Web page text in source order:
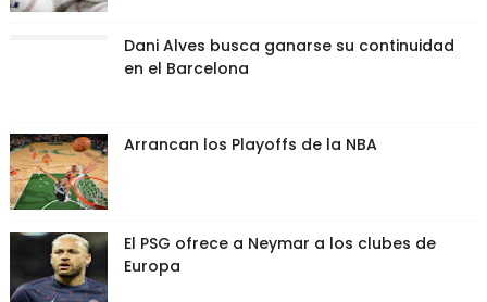
Dani Alves busca ganarse su continuidad
en el Barcelona
Arrancan los Playoffs de la NBA
El PSG ofrece a Neymar a los clubes de
Europa